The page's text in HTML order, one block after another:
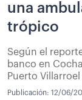
una
trópico
Según el
banco en
Puerto
Publicación: 12/06/